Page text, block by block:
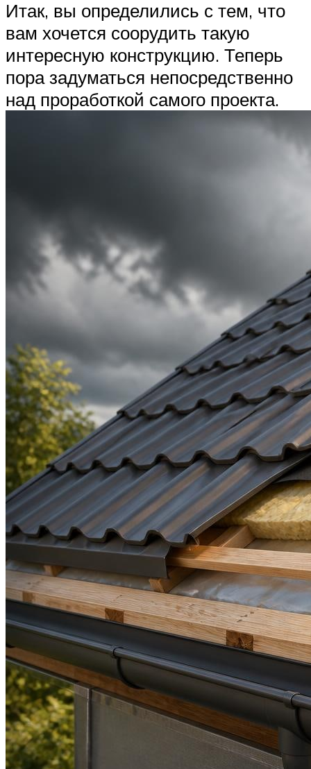
Итак, вы определились с тем, что
вам хочется соорудить такую
интересную конструкцию. Теперь
пора задуматься непосредственно
над проработкой самого проекта.